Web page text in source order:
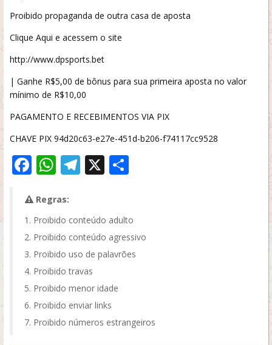
Proibido propaganda de outra casa de aposta
Clique Aqui e acessem o site
http://www.dpsports.bet
| Ganhe R$5,00 de bônus para sua primeira aposta no valor
mínimo de R$10,00
PAGAMENTO E RECEBIMENTOS VIA PIX
CHAVE PIX 94d20c63-e27e-451d-b206-f74117cc9528
Facebook
WhatsApp
Telegram
X
Regras:
Proibido conteúdo adulto
Proibido conteúdo agressivo
Proibido uso de palavrões
Proibido travas
Proibido menor idade
Proibido enviar links
Proibido números estrangeiros